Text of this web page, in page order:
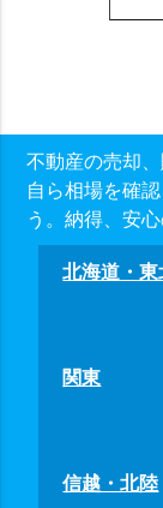
不動産の売却
自ら相場を確
う。納得、安
北海道・東
関東
信越・北陸